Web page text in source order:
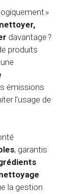
»
nettoyer,
davantage ?
produits
émissions
l’usage de
, garantis
la gestion